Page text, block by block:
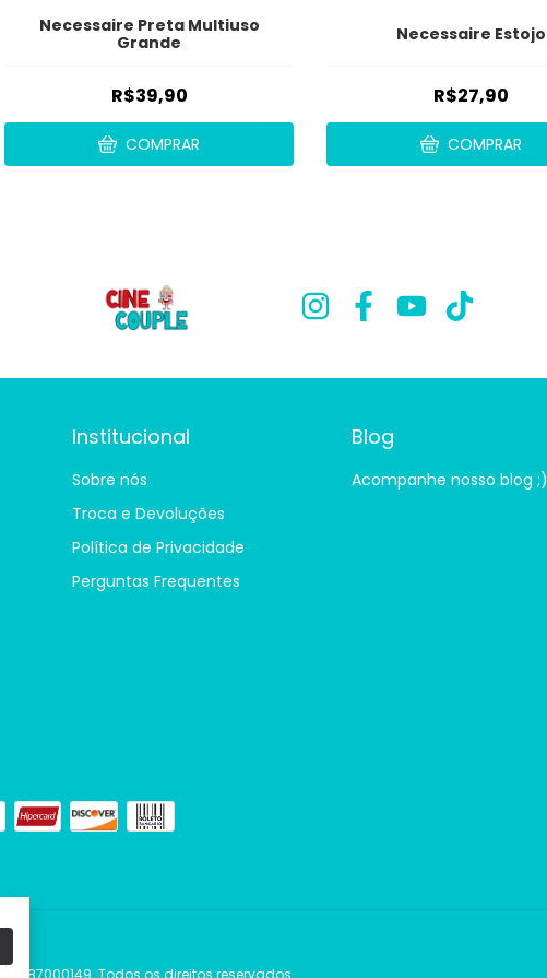
Necessaire Preta Multiuso
Grande
R$39,90
COMPRAR
Necessaire Estojo
R$27,90
COMPRAR
Institucional
Sobre nós
Troca e Devoluções
Política de Privacidade
Perguntas Frequentes
Blog
Acompanhe nosso blog ;)
Todos os direitos reservados.